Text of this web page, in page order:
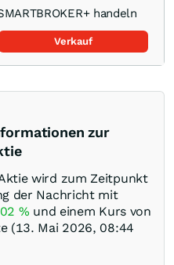
handeln
Verkauf
zur
wird zum Zeitpunkt
der Nachricht mit
% und einem Kurs von
(13. Mai 2026, 08:44